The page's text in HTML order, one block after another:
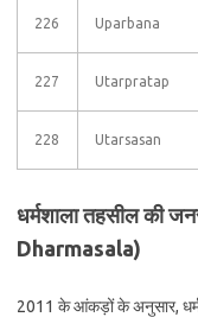
226 Uparbana
227 Utarpratap
228 Utarsasan
धर्मशाला तहसील की
Dharmasala)
2011 के आंकड़ों के अनुसार,